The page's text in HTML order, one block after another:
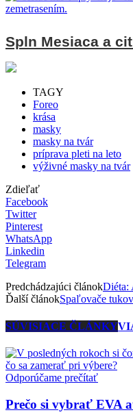
Spln Mesiaca a
TAGY
Foreo
krása
masky
masky na tvár
príprava pleti na leto
výživné masky na tvár
Zdieľať
Facebook
Twitter
Pinterest
WhatsApp
Linkedin
Telegram
Predchádzajúci článokDiéta:
Ďalší článokSpaľovače
SÚVISIACE ČLÁNKY
Odporúčame prečítať
Prečo si vybrať EVA